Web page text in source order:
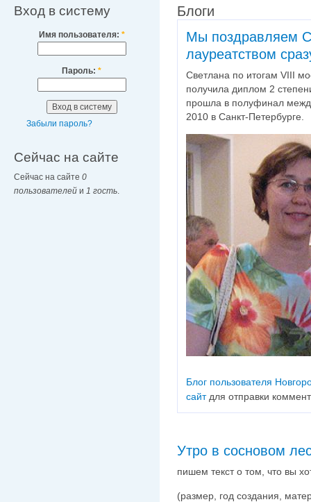
Вход в систему
Имя пользователя: *
Пароль: *
Забыли пароль?
Сейчас на сайте
Сейчас на сайте 0
пользователей и 1 гость
Блоги
Мы поздравляем
лауреатством
Светлана по итогам VIII
получила диплом 2
прошла в полуфинал
2010 в Санкт-Петербурге.
Блог пользователя
сайтдля отправки
Утро в сосновом
пишем текст о том, что вы
(размер, год создания,